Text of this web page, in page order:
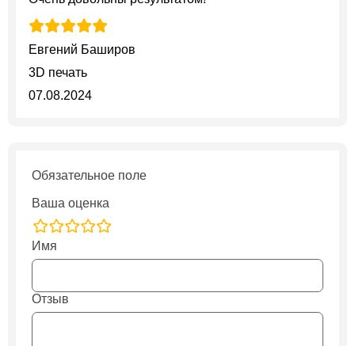
Евгений Баширов
3D печать
07.08.2024
Обязательное поле
Ваша оценка
rating
fields
Имя
Отзыв